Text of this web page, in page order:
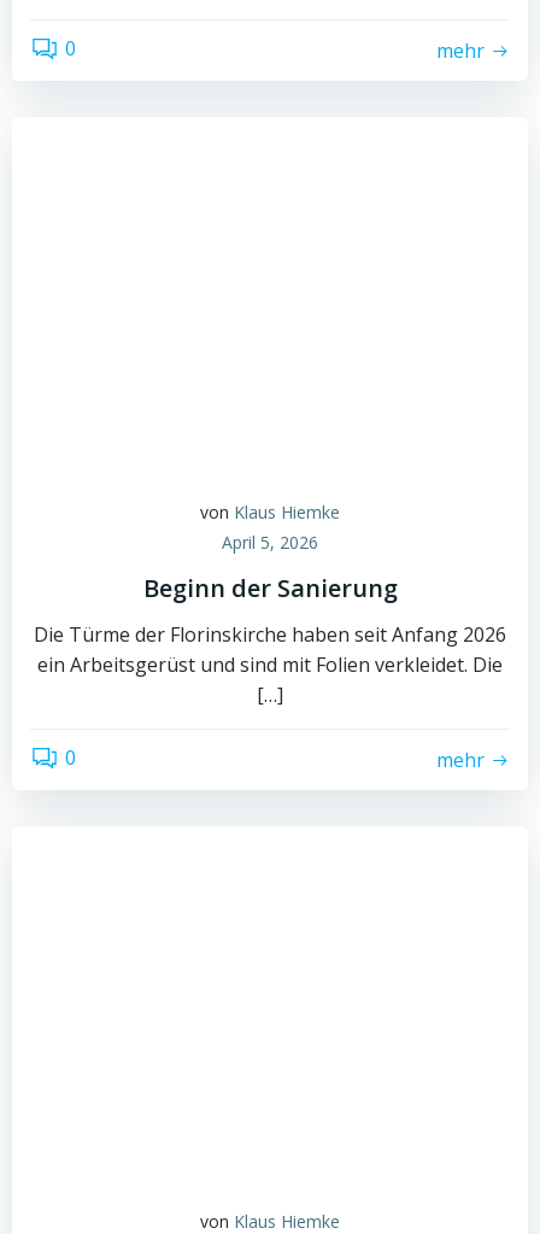
0 mehr
von Klaus Hiemke
April 5, 2026
Beginn der Sanierung
Die Türme der Florinskirche haben seit Anfang 2026
ein Arbeitsgerüst und sind mit Folien verkleidet. Die
[…]
0 mehr
von Klaus Hiemke